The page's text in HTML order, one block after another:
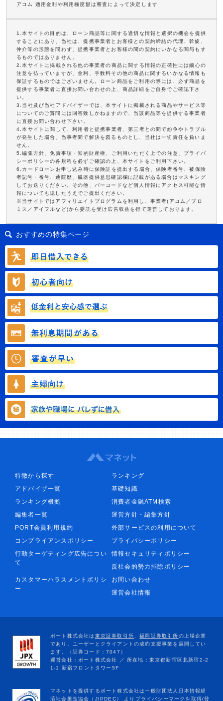
アコム 適用金利や利用極度額は審査によって決定します
1.本サイトの目的は、ローン商品等に関する適切な情報と選択の機会を提供
することにあり、当社は、提携事業者とお客様との契約締結の代理、斡旋、
仲介等の形態を問わず、提携事業者とお客様の間の契約にいかなる関与もす
るものではありません。
2.本サイトに掲載される他の事業者の商品に関する情報の正確性には細心の
注意を払っていますが、金利、手数料その他の商品に関するいかなる情報も
保証するものではございません。ローン商品をご利用の際には、必ず商品を
提供する事業者に直接お問い合わせの上、商品詳細をご自身でご確認下さ
い。
3.当社及び当社アドバイザーでは、本サイトに掲載される商品やサービス等
についてのご質問には回答致しかねますので、当該商品等を提供する事業者
に直接お問い合わせ下さい。
4.本サイトに関して、利用者と提携事業者、第三者との間で紛争やトラブル
が発生した場合、当事者間で解決を図るものとし、当社は一切責任を負いま
せん。
5.編集方針、免責事項・知的財産権、ご利用いただく上での注意、プライバ
シーポリシーの各規程を必ずご確認の上、本サイトをご利用下さい。
6.カードローンお申し込み時に保険証を提出する場合、保険者番号、被保険
者記号・番号、通院歴、臓器提供意思確認欄に記載がある場合はマスキング
してお送りください。その他、バーコードなど個人情報にアクセス可能な情
報についても隠したうえでご提出ください。
※当サイトではアフィリエイトプログラムを利用し、事業者(アコム／プロ
ミス／アイフルなど)から委託を受け広告収益を得て運営しております。
おすすめの特集ページ
特徴から探す
ランキング
アドバイザ一覧
基礎知識
ランキング根拠
消費者金融ATM検索
編集者一覧
運営方針・編集方針
PORT会員利用規約
外部サービスの利用について
コンプライアンスポリシー
プライバシーポリシー
行動ターゲティング広告につい
て
情報セキュリティポリシー
反社会的勢力排除ポリシー
カスタマーハラスメントポリシ
ー
お問い合わせ
運営会社情報